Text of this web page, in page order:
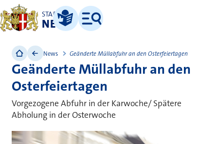
STADT
NEUSS
Leichte Sprache
Menü
News Geänderte Müllabfuhr an den Osterfeiertagen
Geänderte Müllabfuhr an den
Osterfeiertagen
Vorgezogene Abfuhr in der Karwoche/ Spätere
Abholung in der Osterwoche